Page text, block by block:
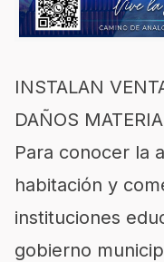
INSTALAN
DAÑOS
Para conocer la
habitación y
instituciones
gobierno